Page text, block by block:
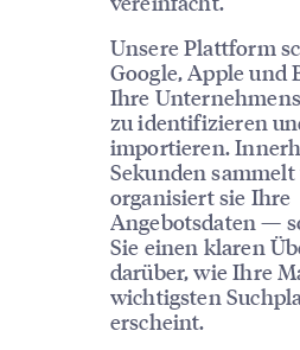
Unsere Plattform
Google, Apple und
Ihre
zu identifizieren
importieren.
Sekunden sammelt
organisiert sie Ihre
Angebotsdaten —
Sie einen klaren
darüber, wie Ihre
wichtigsten
erscheint.